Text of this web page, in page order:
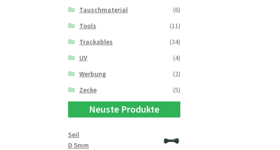
Tauschmaterial
(6)
Tools
(11)
Trackables
(34)
UV
(4)
Werbung
(2)
Zecke
(5)
Neuste Produkte
Seil
D 5mm